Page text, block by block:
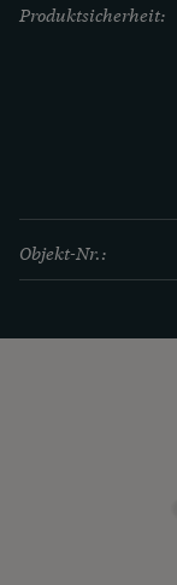
Produktsicherheit:
Objekt-Nr.: